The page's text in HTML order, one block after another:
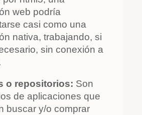
web podría
casi como una
nativa, trabajando, si
sin conexión a
o repositorios: Son
de aplicaciones que
buscar y/o comprar